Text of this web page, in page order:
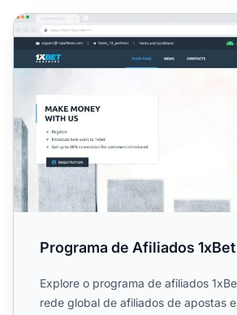
Programa de Afiliados 1xBet Partners
Programa de Afiliados
Explore o programa de afiliados
rede global de afiliados de apostas